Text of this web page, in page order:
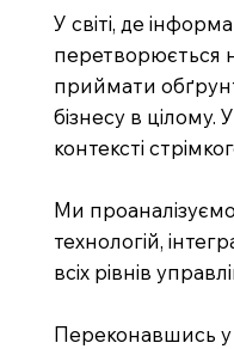
У світі, де
перетворюється
приймати
бізнесу в
контексті
Ми
технологій,
всіх рівнів
Переконавшись у